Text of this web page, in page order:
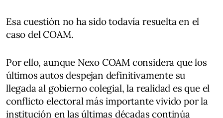
Esa cuestión no ha sido todavía resuelta en el
caso del COAM.
Por ello, aunque Nexo COAM considera que los
últimos autos despejan definitivamente su
llegada al gobierno colegial, la realidad es que el
conflicto electoral más importante vivido por la
institución en las últimas décadas continúa